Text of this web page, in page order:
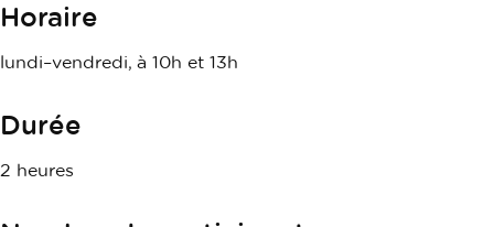
Horaire
lundi–vendredi, à 10h et 13h
Durée
2 heures